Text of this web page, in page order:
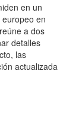
en un
en
a dos
detalles
las
actualizada